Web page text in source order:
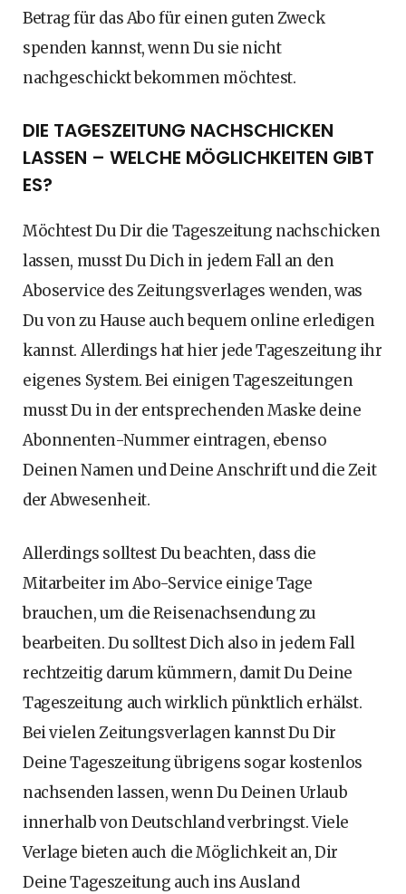
Betrag für das Abo für einen guten Zweck
spenden kannst, wenn Du sie nicht
nachgeschickt bekommen möchtest.
DIE TAGESZEITUNG NACHSCHICKEN
LASSEN – WELCHE MÖGLICHKEITEN GIBT
ES?
Möchtest Du Dir die Tageszeitung nachschicken
lassen, musst Du Dich in jedem Fall an den
Aboservice des Zeitungsverlages wenden, was
Du von zu Hause auch bequem online erledigen
kannst. Allerdings hat hier jede Tageszeitung ihr
eigenes System. Bei einigen Tageszeitungen
musst Du in der entsprechenden Maske deine
Abonnenten-Nummer eintragen, ebenso
Deinen Namen und Deine Anschrift und die Zeit
der Abwesenheit.
Allerdings solltest Du beachten, dass die
Mitarbeiter im Abo-Service einige Tage
brauchen, um die Reisenachsendung zu
bearbeiten. Du solltest Dich also in jedem Fall
rechtzeitig darum kümmern, damit Du Deine
Tageszeitung auch wirklich pünktlich erhälst.
Bei vielen Zeitungsverlagen kannst Du Dir
Deine Tageszeitung übrigens sogar kostenlos
nachsenden lassen, wenn Du Deinen Urlaub
innerhalb von Deutschland verbringst. Viele
Verlage bieten auch die Möglichkeit an, Dir
Deine Tageszeitung auch ins Ausland